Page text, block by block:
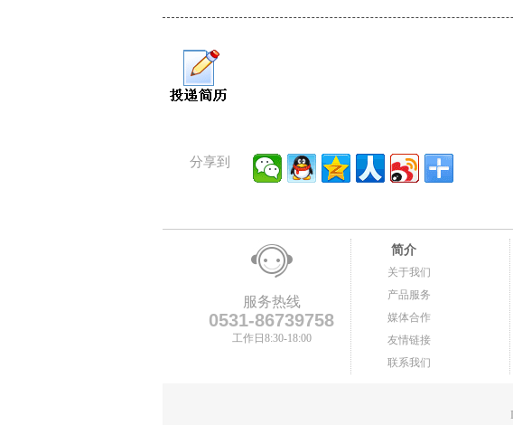
分享到
服务热线
0531-86739758
工作日8:30-18:00
简介
关于我们
产品服务
媒体合作
友情链接
联系我们